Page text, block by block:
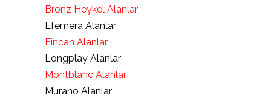
Bronz Heykel Alanlar
Efemera Alanlar
Fincan Alanlar
Longplay Alanlar
Montblanc Alanlar
Murano Alanlar